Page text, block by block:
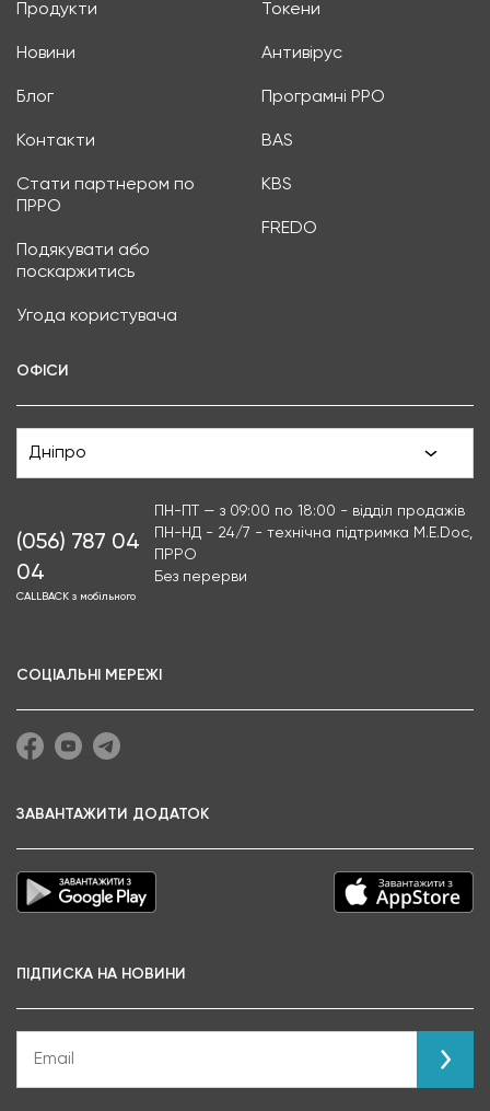
Продукти
Новини
Блог
Контакти
Стати партнером по
ПРРО
Подякувати або
поскаржитись
Угода користувача
Токени
Антивірус
Програмні РРО
BAS
KBS
FREDO
ОФІСИ
Дніпро
(056) 787 04
04
CALLBACK з мобільного
ПН-ПТ — з 09:00 по 18:00 - відділ продажів
ПН-НД - 24/7 - технічна підтримка M.E.Doc,
ПРРО
Без перерви
СОЦІАЛЬНІ МЕРЕЖІ
ЗАВАНТАЖИТИ ДОДАТОК
ПІДПИСКА НА НОВИНИ